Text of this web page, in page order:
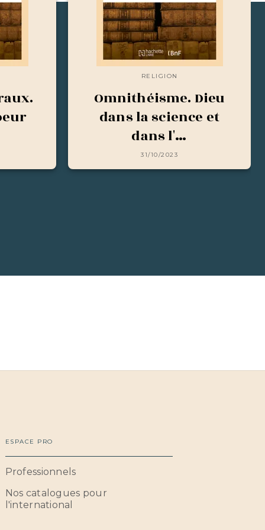
RELIGION
Omnithéisme. Dieu
dans la science et
dans l'…
31/10/2023
ESPACE PRO
Professionnels
Nos catalogues pour
l'international